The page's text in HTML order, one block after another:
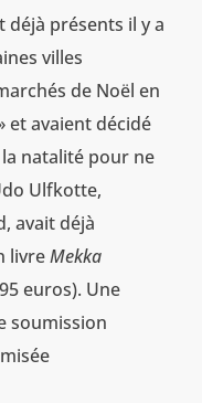
déjà présents il y a
villes
de Noël en
et avaient décidé
natalité pour ne
Ulfkotte,
avait déjà
livreMekka
euros). Une
soumission